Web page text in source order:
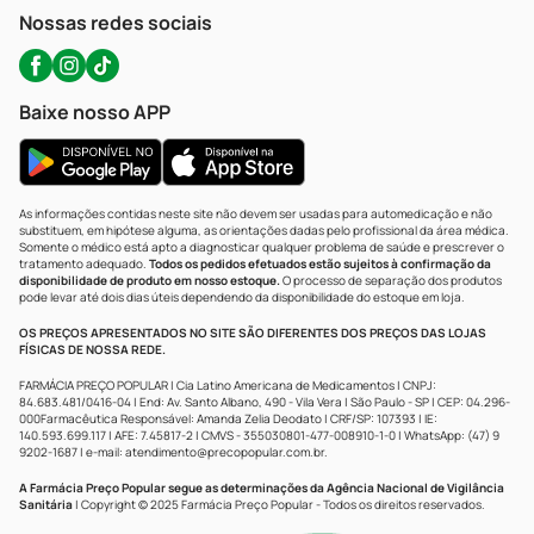
Nossas redes sociais
Baixe nosso APP
As informações contidas neste site não devem ser usadas para automedicação e não
substituem, em hipótese alguma, as orientações dadas pelo profissional da área médica.
Somente o médico está apto a diagnosticar qualquer problema de saúde e prescrever o
tratamento adequado. Todos os pedidos efetuados estão sujeitos à confirmação da
disponibilidade de produto em nosso estoque.O processo de separação dos produtos
pode levar até dois dias úteis dependendo da disponibilidade do estoque em loja.
OS PREÇOS APRESENTADOS NO SITE SÃO DIFERENTES DOS PREÇOS DAS LOJAS
FÍSICAS DE NOSSA REDE.
FARMÁCIA PREÇO POPULAR | Cia Latino Americana de Medicamentos | CNPJ:
84.683.481/0416-04 | End: Av. Santo Albano, 490 - Vila Vera | São Paulo - SP | CEP: 04.296-
000Farmacêutica Responsável: Amanda Zelia Deodato | CRF/SP: 107393 | IE:
140.593.699.117 | AFE: 7.45817-2 | CMVS - 355030801-477-008910-1-0 | WhatsApp: (47) 9
9202-1687 | e-mail: atendimento@precopopular.com.br.
A Farmácia Preço Popular segue as determinações da Agência Nacional de Vigilância
Sanitária | Copyright © 2025 Farmácia Preço Popular - Todos os direitos reservados.